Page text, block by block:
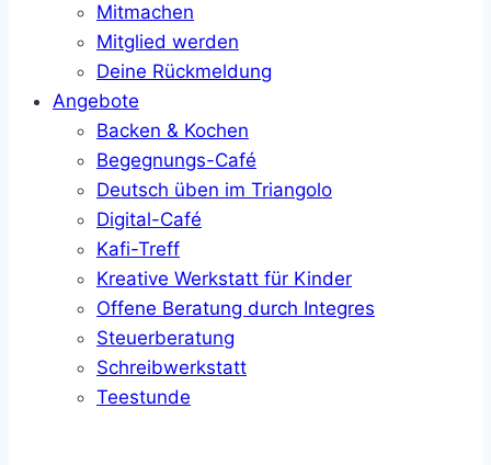
Mitmachen
Mitglied werden
Deine Rückmeldung
Angebote
Backen & Kochen
Begegnungs-Café
Deutsch üben im Triangolo
Digital-Café
Kafi-Treff
Kreative Werkstatt für Kinder
Offene Beratung durch Integres
Steuerberatung
Schreibwerkstatt
Teestunde